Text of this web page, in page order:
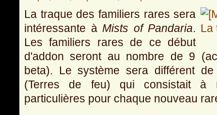
La traque des familiers rares sera
intéressante àMists of Pandaria.
Les familiers rares de ce début
d'addon seront au nombre de 9
beta). Le système sera différent
(Terres de feu) qui consistait à
particulières pour chaque nouveau